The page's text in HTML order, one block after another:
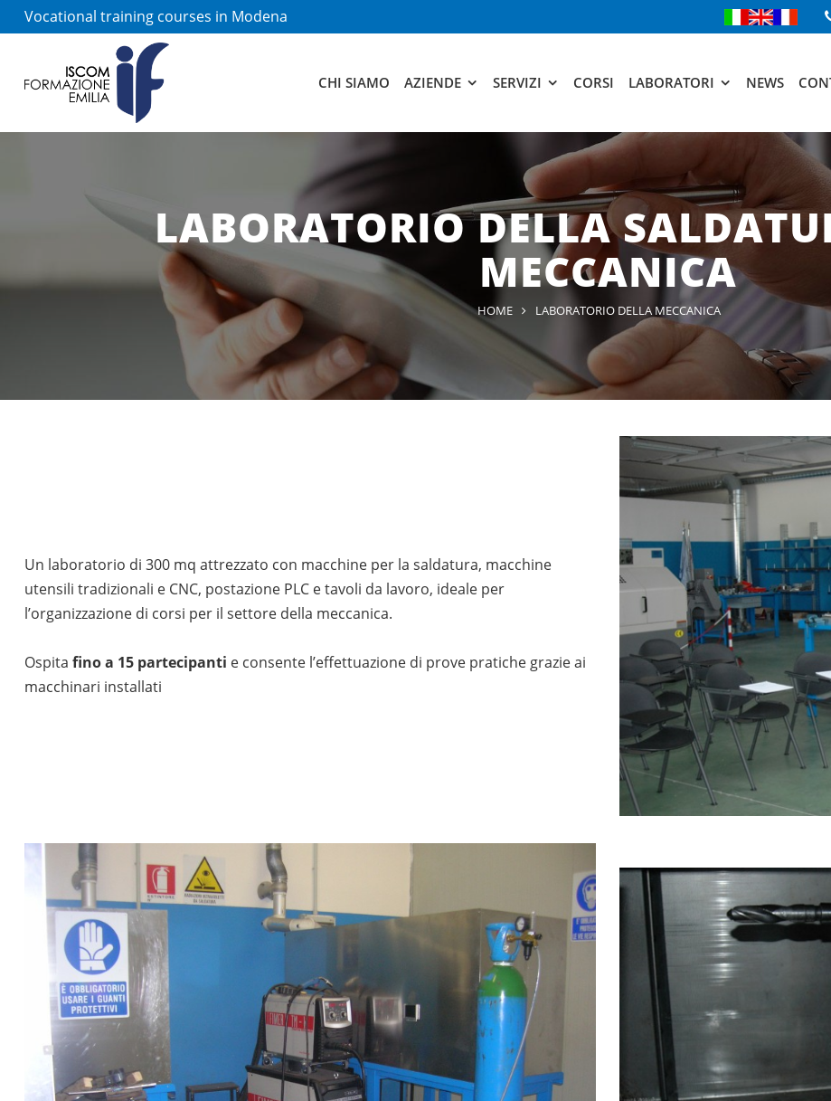
Vocational training courses in Modena
CHI SIAMO AZIENDE SERVIZI CORSI LABORATORI NEWS
LABORATORIO DELLA
MECCANICA
HOME LABORATORIO DELLA MECCANICA
Un laboratorio di 300 mq attrezzato con macchine per la saldatura, macchine
utensili tradizionali e CNC, postazione PLC e tavoli da lavoro, ideale per
l’organizzazione di corsi per il settore della meccanica.
Ospita fino a 15 partecipanti e consente l’effettuazione di prove pratiche grazie ai
macchinari installati